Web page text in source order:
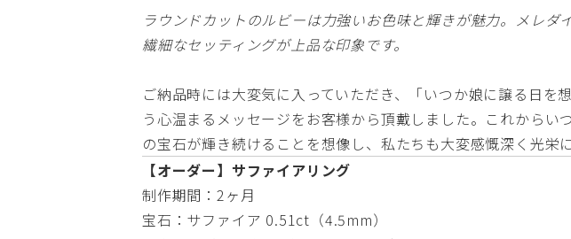
ラウンドカットのルビーは力強いお色味と輝きが魅力。メレダ
繊細なセッティングが上品な印象です。
ご納品時には大変気に入っていただき、「いつか娘に譲る日を
う心温まるメッセージをお客様から頂戴しました。これからい
の宝石が輝き続けることを想像し、私たちも大変感慨深く光栄に
【オーダー】サファイアリング
制作期間：2ヶ月
宝石：サファイア 0.51ct（4.5mm）